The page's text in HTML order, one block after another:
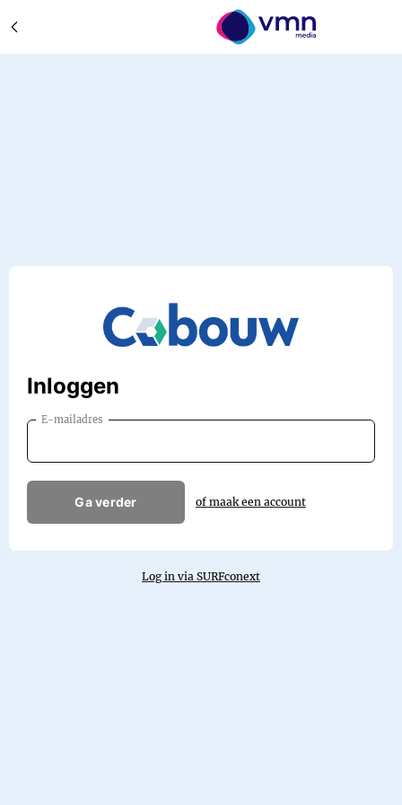
Inloggen
E-mailadres
Ga verder of maak een account
Log in via SURFconext